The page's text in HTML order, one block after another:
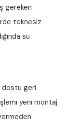
gereken
teknesiz
su
dostu geri
yeni montaj